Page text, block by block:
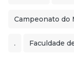
Campeonato do
. Faculdade